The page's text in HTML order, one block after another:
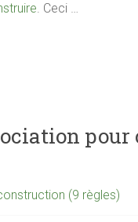
. Ceci …
(9 règles)